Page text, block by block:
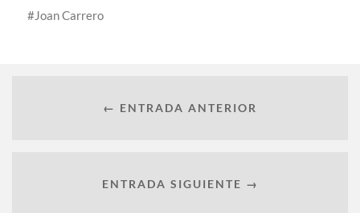
Joan Carrero
← ENTRADA ANTERIOR
ENTRADA SIGUIENTE →